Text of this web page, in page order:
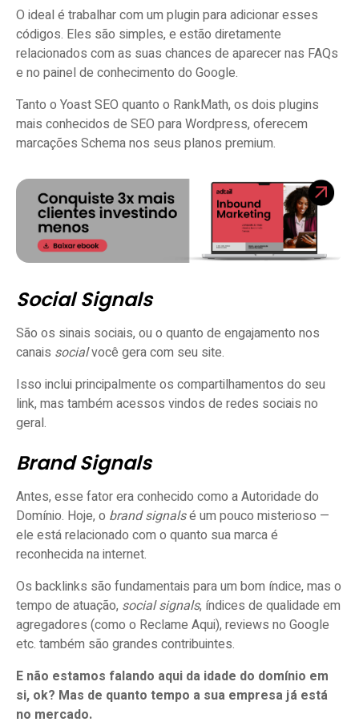
O ideal é trabalhar com um plugin para adicionar esses
códigos. Eles são simples, e estão diretamente
relacionados com as suas chances de aparecer nas FAQs
e no painel de conhecimento do Google.
Tanto o Yoast SEO quanto o RankMath, os dois plugins
mais conhecidos de SEO para Wordpress, oferecem
marcações Schema nos seus planos premium.
Social Signals
São os sinais sociais, ou o quanto de engajamento nos
canais socialvocê gera com seu site.
Isso inclui principalmente os compartilhamentos do seu
link, mas também acessos vindos de redes sociais no
geral.
Brand Signals
Antes, esse fator era conhecido como a Autoridade do
Domínio. Hoje, o brand signalsé um pouco misterioso —
ele está relacionado com o quanto sua marca é
reconhecida na internet.
Os backlinks são fundamentais para um bom índice, mas o
tempo de atuação, social signals, índices de qualidade em
agregadores (como o Reclame Aqui), reviews no Google
etc. também são grandes contribuintes.
E não estamos falando aqui da idade do domínio em
si, ok? Mas de quanto tempo a sua empresa já está
no mercado.